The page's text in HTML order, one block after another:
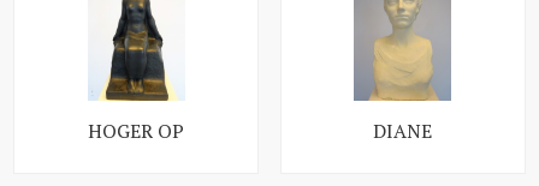
HOGER OP DIANE